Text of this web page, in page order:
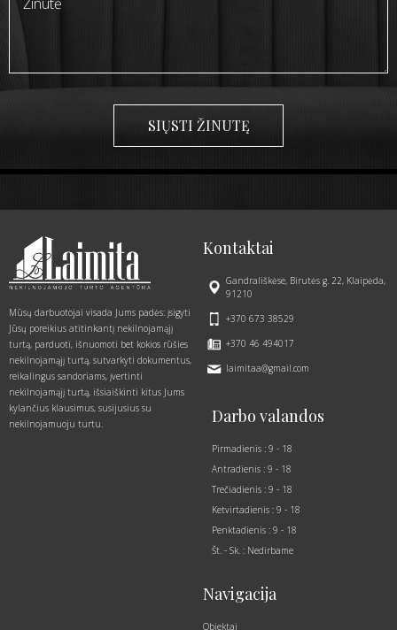
SIŲSTI ŽINUTĘ
Mūsų darbuotojai visada Jums padės: įsigyti
Jūsų poreikius atitinkantį nekilnojamąjį
turtą, parduoti, išnuomoti bet kokios rūšies
nekilnojamąjį turtą, sutvarkyti dokumentus,
reikalingus sandoriams, įvertinti
nekilnojamąjį turtą, išsiaiškinti kitus Jums
kylančius klausimus, susijusius su
nekilnojamuoju turtu.
Kontaktai
Gandrališkėse, Birutės g. 22, Klaipėda,
91210
+370 673 38529
+370 46 494017
laimitaa@gmail.com
Darbo valandos
Pirmadienis : 9 - 18
Antradienis : 9 - 18
Trečiadienis : 9 - 18
Ketvirtadienis : 9 - 18
Penktadienis : 9 - 18
Št. - Sk. : Nedirbame
Navigacija
Objektai